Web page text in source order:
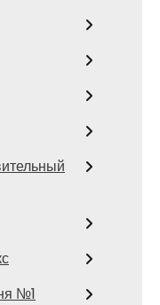
№1